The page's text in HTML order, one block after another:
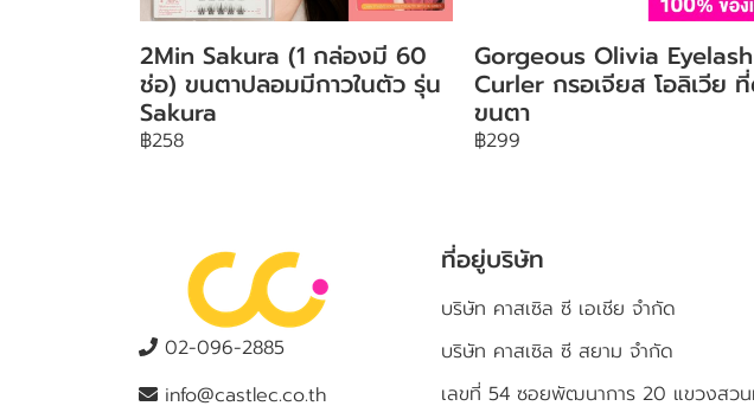
2Min Sakura (1 กล่องมี 60
ช่อ) ขนตาปลอมมีกาวในตัว รุ่น
Sakura
฿258
Gorgeous Olivia Eyelash
Curler กรอเจียส โอลิเวีย
ขนตา
฿299
02-096-2885
info@castlec.co.th
ที่อยู่บริษัท
บริษัท คาสเซิล ซี เอเชีย จำกัด
บริษัท คาสเซิล ซี สยาม จำกัด
เลขที่ 54 ซอยพัฒนาการ 20 แขวงสว